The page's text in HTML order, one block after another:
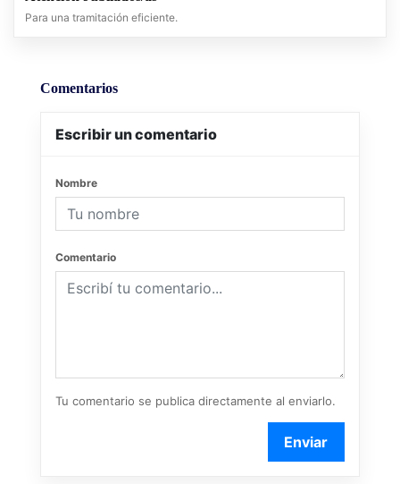
Para una tramitación eficiente.
Comentarios
Escribir un comentario
Nombre
Comentario
Tu comentario se publica directamente al enviarlo.
Enviar